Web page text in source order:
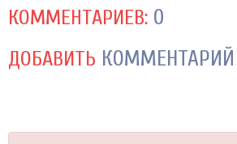
КОММЕНТАРИЕВ: 0
ДОБАВИТЬ КОММЕНТАРИЙ